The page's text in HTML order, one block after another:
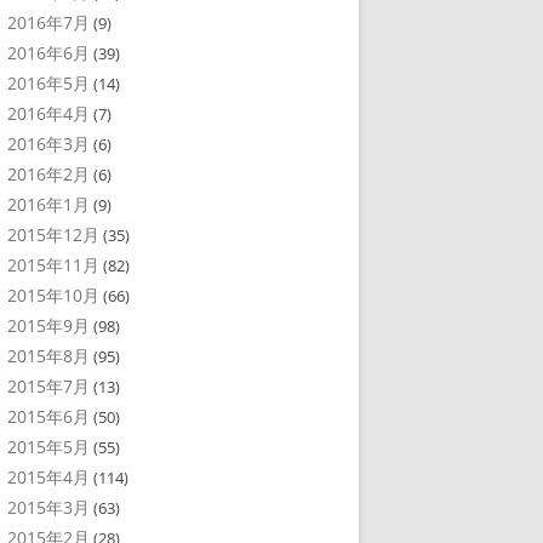
2016年7月 (9)
2016年6月 (39)
2016年5月 (14)
2016年4月 (7)
2016年3月 (6)
2016年2月 (6)
2016年1月 (9)
2015年12月 (35)
2015年11月 (82)
2015年10月 (66)
2015年9月 (98)
2015年8月 (95)
2015年7月 (13)
2015年6月 (50)
2015年5月 (55)
2015年4月 (114)
2015年3月 (63)
2015年2月 (28)